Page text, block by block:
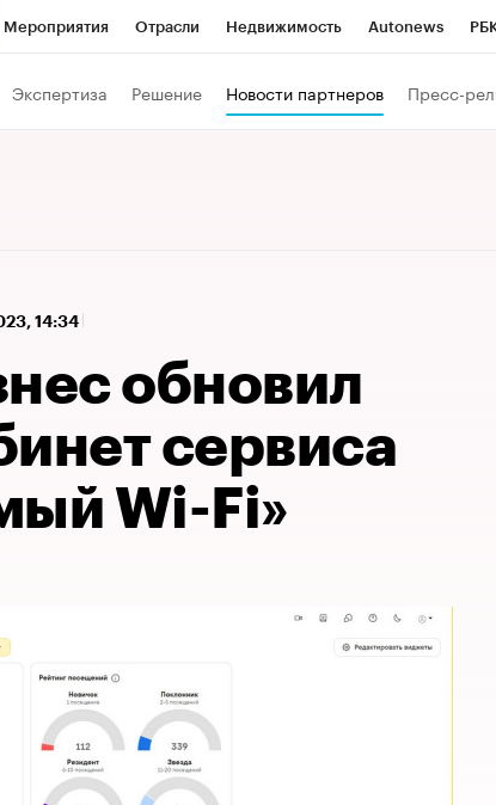
Мероприятия Отрасли Недвижимость Autonews
Экспертиза Решение Новости партнеров Пресс-
14:34
обновил
сервиса
Wi-Fi»